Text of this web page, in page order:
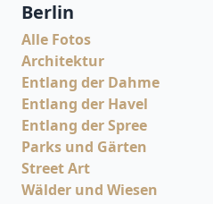
Berlin
Alle Fotos
Architektur
Entlang der Dahme
Entlang der Havel
Entlang der Spree
Parks und Gärten
Street Art
Wälder und Wiesen